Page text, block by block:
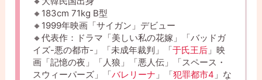
🔸183cm 71kg B型
🔸1999年映画「サイガン」デビュー
🔸代表作：ドラマ「美しい私の花嫁」「バッドガ
イズ-悪の都市-」「未成年裁判」「于氏王后 」映
画「記憶の夜」「人狼」「悪人伝」「スペース・
スウィーパーズ」「バレリーナ 」「犯罪都市4 」な